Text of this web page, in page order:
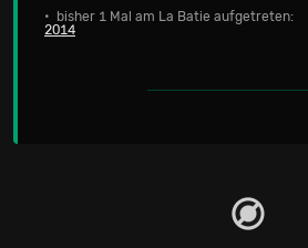
• bisher 1 Mal am La Batie aufgetreten:
2014